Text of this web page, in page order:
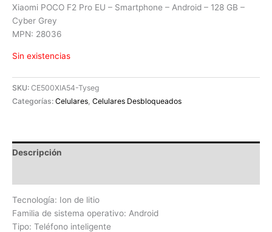
Xiaomi POCO F2 Pro EU – Smartphone – Android – 128 GB –
Cyber Grey
MPN: 28036
Sin existencias
SKU: CE500XIA54-Tyseg
Categorías: Celulares, Celulares Desbloqueados
Descripción
Tecnología: Ion de litio
Familia de sistema operativo: Android
Tipo: Teléfono inteligente